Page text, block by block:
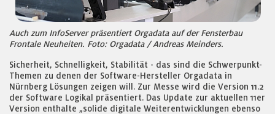
Auch zum InfoServer präsentiert Orgadata auf der Fensterbau
Frontale Neuheiten. Foto: Orgadata / Andreas Meinders.
Sicherheit, Schnelligkeit, Stabilität - das sind die Schwerpunkt-
Themen zu denen der Software-Hersteller Orgadata in
Nürnberg Lösungen zeigen will. Zur Messe wird die Version 11.2
der Software Logikal präsentiert. Das Update zur aktuellen 11er
Version enthalte „solide digitale Weiterentwicklungen ebenso